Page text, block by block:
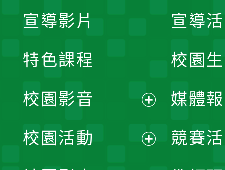
宣導
校園
媒體
競賽
宣導影片
特色課程
校園影音
開
校園活動